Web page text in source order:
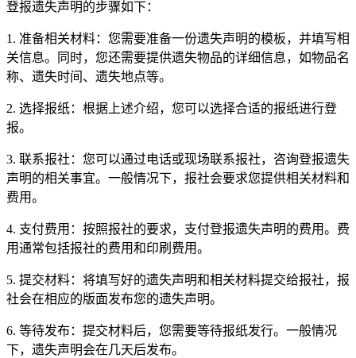
登报遗失声明的步骤如下：
1. 准备相关材料：您需要准备一份遗失声明的模板，并填写相
关信息。同时，您还需要提供遗失物品的详细信息，如物品名
称、遗失时间、遗失地点等。
2. 选择报纸：根据上述介绍，您可以选择合适的报纸进行登
报。
3. 联系报社：您可以通过电话或现场联系报社，咨询登报遗失
声明的相关事宜。一般情况下，报社会要求您提供相关材料和
费用。
4. 支付费用：按照报社的要求，支付登报遗失声明的费用。费
用通常包括报社的费用和印刷费用。
5. 提交材料：将填写好的遗失声明和相关材料提交给报社，报
社会在相应的版面发布您的遗失声明。
6. 等待发布：提交材料后，您需要等待报纸发行。一般情况
下，遗失声明会在几天后发布。